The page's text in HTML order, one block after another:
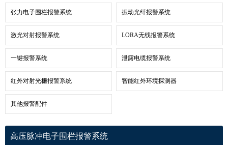
张力电子围栏报警系统 振动光纤报警系统
激光对射报警系统 LORA无线报警系统
一键报警系统 泄露电缆报警系统
红外对射光栅报警系统 智能红外环境探测器
其他报警配件
高压脉冲电子围栏报警系统